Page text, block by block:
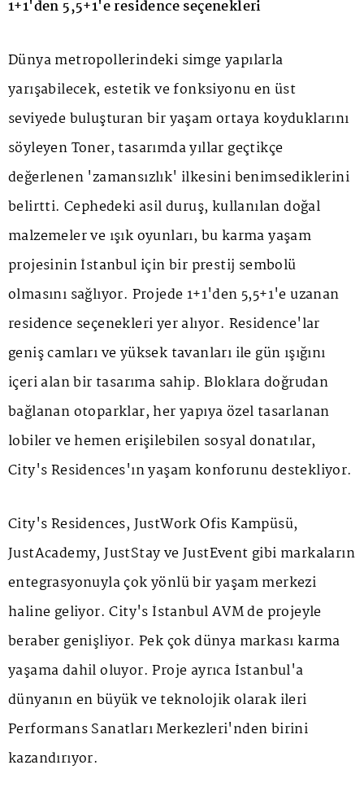
1+1'den 5,5+1'e residence seçenekleri
Dünya metropollerindeki simge yapılarla
yarışabilecek, estetik ve fonksiyonu en üst
seviyede buluşturan bir yaşam ortaya koyduklarını
söyleyen Toner, tasarımda yıllar geçtikçe
değerlenen 'zamansızlık' ilkesini benimsediklerini
belirtti. Cephedeki asil duruş, kullanılan doğal
malzemeler ve ışık oyunları, bu karma yaşam
projesinin İstanbul için bir prestij sembolü
olmasını sağlıyor. Projede 1+1'den 5,5+1'e uzanan
residence seçenekleri yer alıyor. Residence'lar
geniş camları ve yüksek tavanları ile gün ışığını
içeri alan bir tasarıma sahip. Bloklara doğrudan
bağlanan otoparklar, her yapıya özel tasarlanan
lobiler ve hemen erişilebilen sosyal donatılar,
City's Residences'ın yaşam konforunu destekliyor.
City's Residences, JustWork Ofis Kampüsü,
JustAcademy, JustStay ve JustEvent gibi markaların
entegrasyonuyla çok yönlü bir yaşam merkezi
haline geliyor. City's İstanbul AVM de projeyle
beraber genişliyor. Pek çok dünya markası karma
yaşama dahil oluyor. Proje ayrıca İstanbul'a
dünyanın en büyük ve teknolojik olarak ileri
Performans Sanatları Merkezleri'nden birini
kazandırıyor.